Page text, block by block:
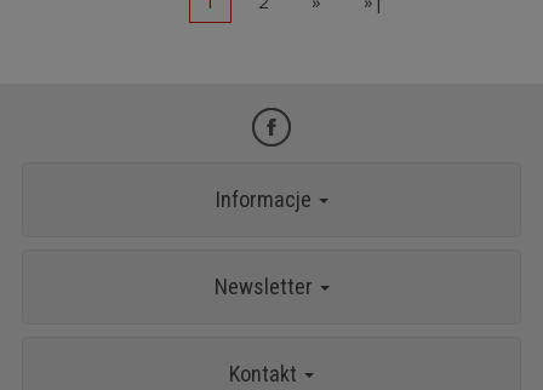
Informacje
Newsletter
Kontakt